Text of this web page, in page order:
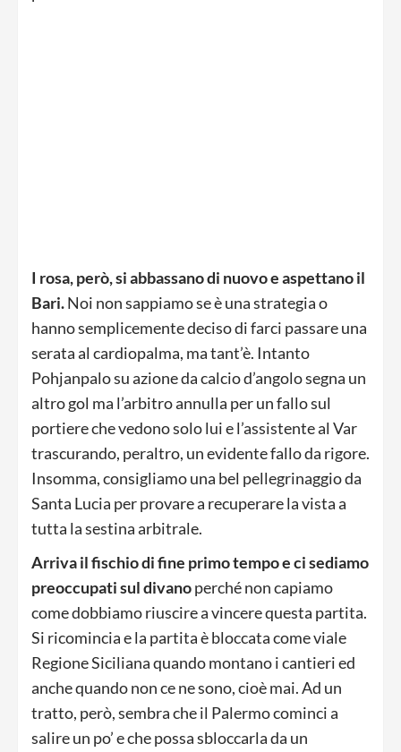
I rosa, però, si abbassano di nuovo e aspettano il
Bari.Noi non sappiamo se è una strategia o
hanno semplicemente deciso di farci passare una
serata al cardiopalma, ma tant’è. Intanto
Pohjanpalo su azione da calcio d’angolo segna un
altro gol ma l’arbitro annulla per un fallo sul
portiere che vedono solo lui e l’assistente al Var
trascurando, peraltro, un evidente fallo da rigore.
Insomma, consigliamo una bel pellegrinaggio da
Santa Lucia per provare a recuperare la vista a
tutta la sestina arbitrale.
Arriva il fischio di fine primo tempo e ci sediamo
preoccupati sul divanoperché non capiamo
come dobbiamo riuscire a vincere questa partita.
Si ricomincia e la partita è bloccata come viale
Regione Siciliana quando montano i cantieri ed
anche quando non ce ne sono, cioè mai. Ad un
tratto, però, sembra che il Palermo cominci a
salire un po’ e che possa sbloccarla da un